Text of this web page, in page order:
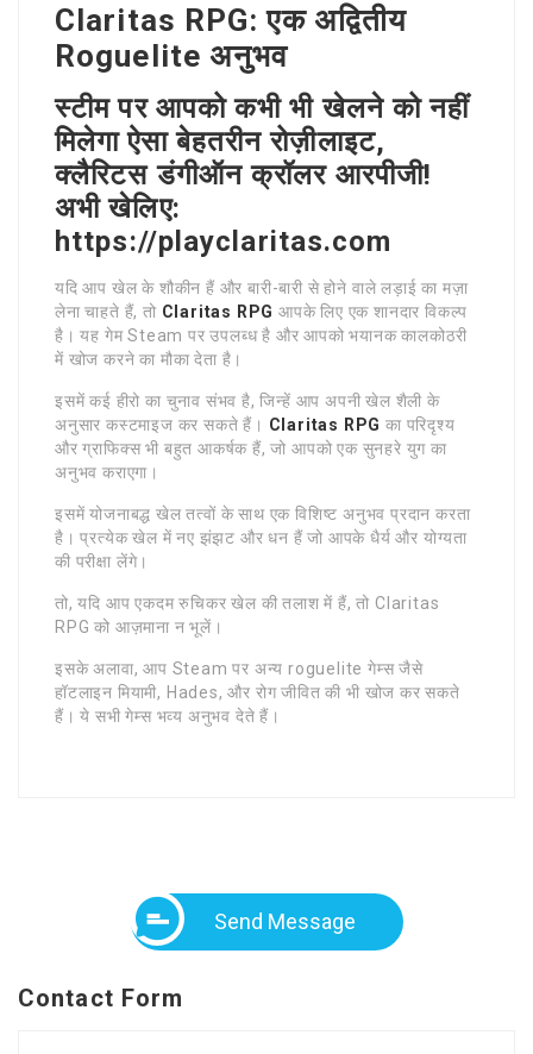
Claritas RPG: एक अद्वितीय
Roguelite अनुभव
स्टीम पर आपको कभी भी खेलने को नहीं
मिलेगा ऐसा बेहतरीन रोज़ीलाइट,
क्लैरिटस डंगीऑन क्रॉलर आरपीजी!
अभी खेलिए:
https://playclaritas.com
यदि आप खेल के शौकीन हैं और बारी-बारी से होने वाले लड़ाई का मज़ा
लेना चाहते हैं, तो Claritas RPG आपके लिए एक शानदार विकल्प
है। यह गेम Steam पर उपलब्ध है और आपको भयानक कालकोठरी
में खोज करने का मौका देता है।
इसमें कई हीरो का चुनाव संभव है, जिन्हें आप अपनी खेल शैली के
अनुसार कस्टमाइज कर सकते हैं। Claritas RPG का परिदृश्य
और ग्राफिक्स भी बहुत आकर्षक हैं, जो आपको एक सुनहरे युग का
अनुभव कराएगा।
इसमें योजनाबद्ध खेल तत्वों के साथ एक विशिष्ट अनुभव प्रदान करता
है। प्रत्येक खेल में नए झंझट और धन हैं जो आपके धैर्य और योग्यता
की परीक्षा लेंगे।
तो, यदि आप एकदम रुचिकर खेल की तलाश में हैं, तो Claritas
RPG को आज़माना न भूलें।
इसके अलावा, आप Steam पर अन्य roguelite गेम्स जैसे
हॉटलाइन मियामी, Hades, और रोग जीवित की भी खोज कर सकते
हैं। ये सभी गेम्स भव्य अनुभव देते हैं।
Send Message
Contact Form